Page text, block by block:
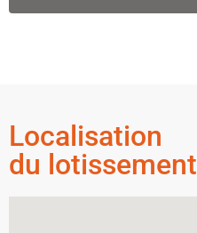
Localisation
du lotissement